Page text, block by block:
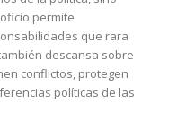
permite
que rara
descansa sobre
conflictos, protegen
políticas de las